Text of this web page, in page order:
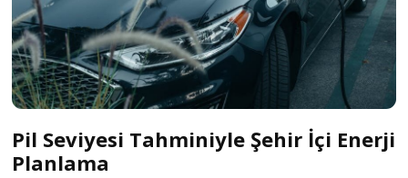
Pil Seviyesi Tahminiyle Şehir İçi Enerji
Planlama